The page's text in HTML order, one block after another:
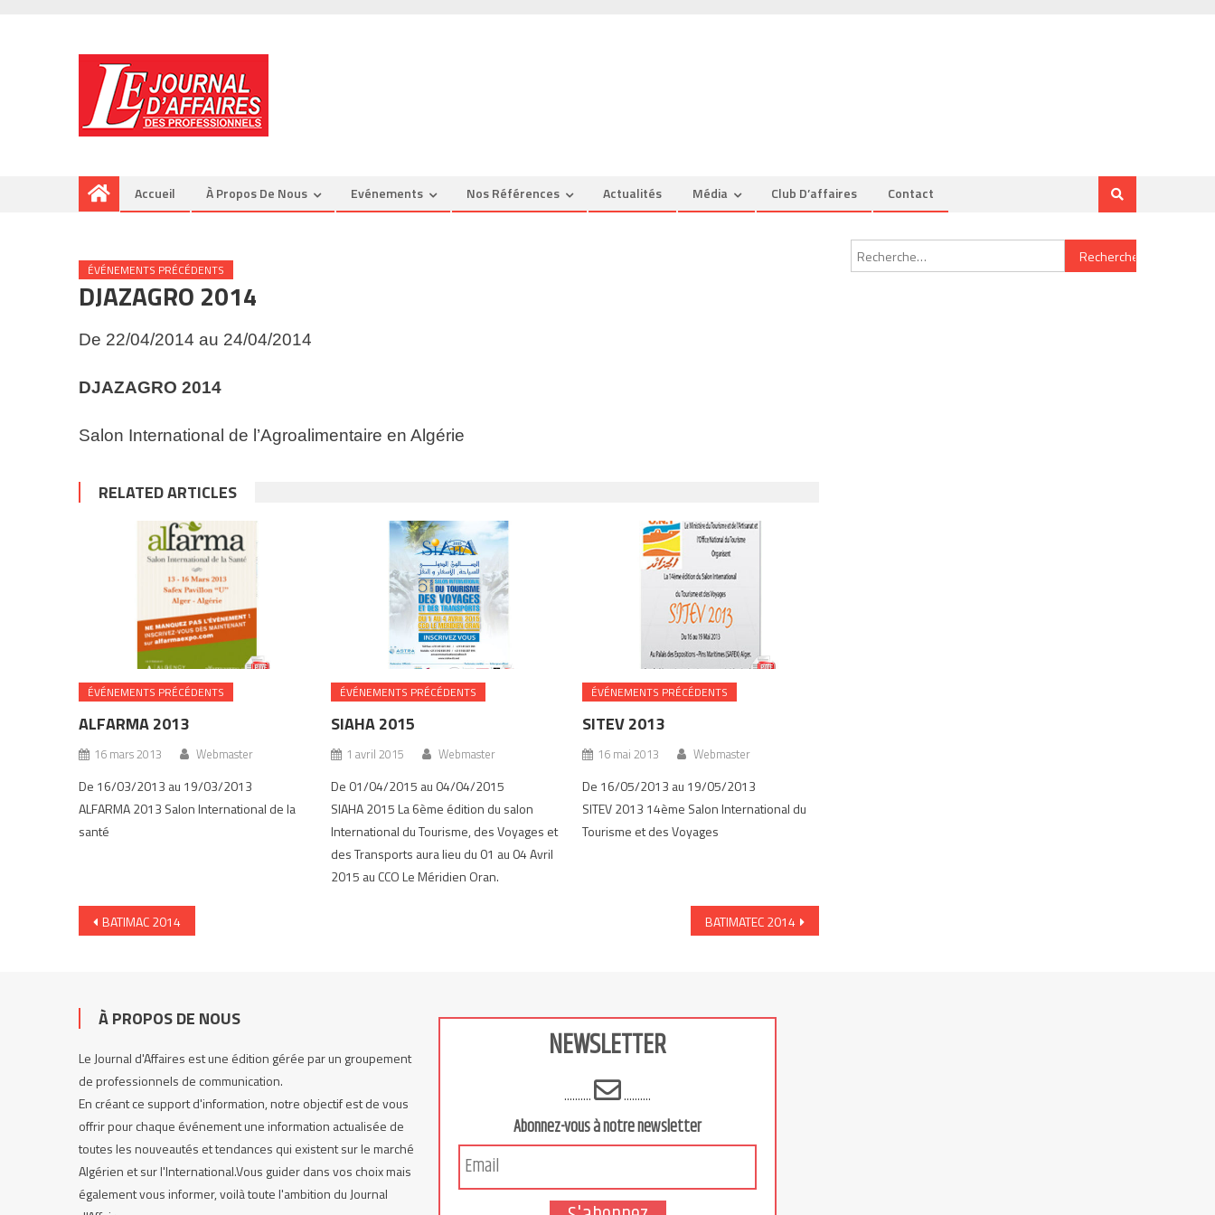
Accueil À Propos De Nous Evénements Nos Références Actualités Média Club D’affaires Contact
ÉVÉNEMENTS PRÉCÉDENTS
DJAZAGRO 2014
De 22/04/2014 au 24/04/2014
DJAZAGRO 2014
Salon International de l’Agroalimentaire en Algérie
RELATED ARTICLES
ÉVÉNEMENTS PRÉCÉDENTS
ALFARMA 2013
16 mars 2013 Webmaster
De 16/03/2013 au 19/03/2013
ALFARMA 2013 Salon International de la
santé
ÉVÉNEMENTS PRÉCÉDENTS
SIAHA 2015
1 avril 2015 Webmaster
De 01/04/2015 au 04/04/2015
SIAHA 2015 La 6ème édition du salon
International du Tourisme, des Voyages et
des Transports aura lieu du 01 au 04 Avril
2015 au CCO Le Méridien Oran.
ÉVÉNEMENTS PRÉCÉDENTS
SITEV 2013
16 mai 2013 Webmaster
De 16/05/2013 au 19/05/2013
SITEV 2013 14ème Salon International du
Tourisme et des Voyages
Navigation de l’article
BATIMAC 2014 BATIMATEC 2014
Rechercher :
À PROPOS DE NOUS
Le Journal d'Affaires est une édition gérée par un groupement
de professionnels de communication.
En créant ce support d'information, notre objectif est de vous
offrir pour chaque événement une information actualisée de
toutes les nouveautés et tendances qui existent sur le marché
Algérien et sur l'International.Vous guider dans vos choix mais
également vous informer, voilà toute l'ambition du Journal
NEWSLETTER
.......... ..........
Abonnez-vous à notre newsletter